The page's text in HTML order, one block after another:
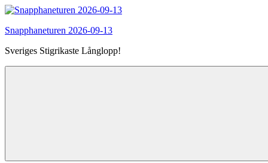
Hoppa
innehåll
Snapphaneturen 2026-09-13
Sveriges Stigrikaste Långlopp!